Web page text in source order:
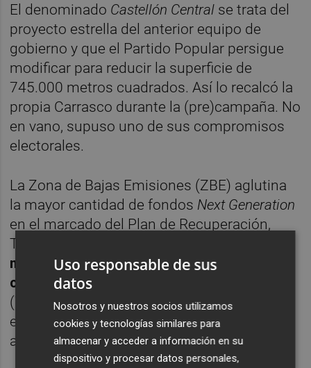
El denominado Castellón Central se trata del
proyecto estrella del anterior equipo de
gobierno y que el Partido Popular persigue
modificar para reducir la superficie de
745.000 metros cuadrados. Así lo recalcó la
propia Carrasco durante la (pre)campaña. No
en vano, supuso uno de sus compromisos
electorales.
La Zona de Bajas Emisiones (ZBE) aglutina
la mayor cantidad de fondos Next Generation
en el marcado del Plan de Recuperación,
Transformación y Resiliencia. Esos
millones de euros se distribuyen en cuatro
contratos: la fase 1 de la peatonalización
(7,8 millones), la fase 2 (2,6 millones), el
estudio de movilidad (1 millón de euros) y la
asistencia técnica (unos 70.000 euros).
Uso responsable de sus
datos
Nosotros y nuestros socios utilizamos
cookies y tecnologías similares para
almacenar y acceder a información en su
dispositivo y procesar datos personales,